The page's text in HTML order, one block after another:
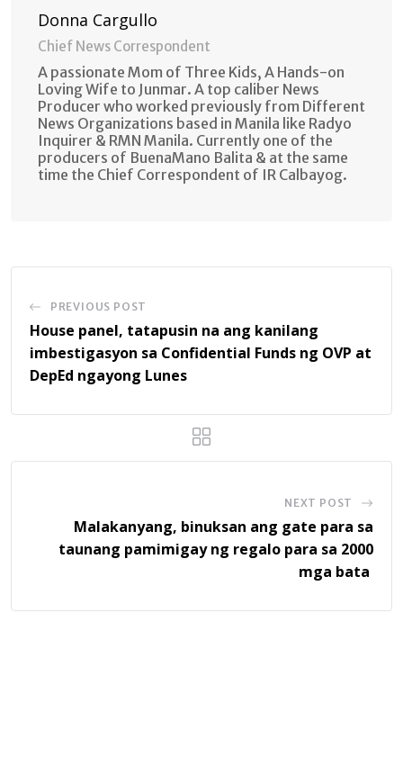
Donna Cargullo
Chief News Correspondent
A passionate Mom of Three Kids, A Hands-on
Loving Wife to Junmar. A top caliber News
Producer who worked previously from Different
News Organizations based in Manila like Radyo
Inquirer & RMN Manila. Currently one of the
producers of BuenaMano Balita & at the same
time the Chief Correspondent of IR Calbayog.
PREVIOUS POST
House panel, tatapusin na ang kanilang
imbestigasyon sa Confidential Funds ng OVP at
DepEd ngayong Lunes
NEXT POST
Malakanyang, binuksan ang gate para sa
taunang pamimigay ng regalo para sa 2000
mga bata